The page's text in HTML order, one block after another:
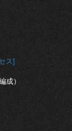
ス]
成）